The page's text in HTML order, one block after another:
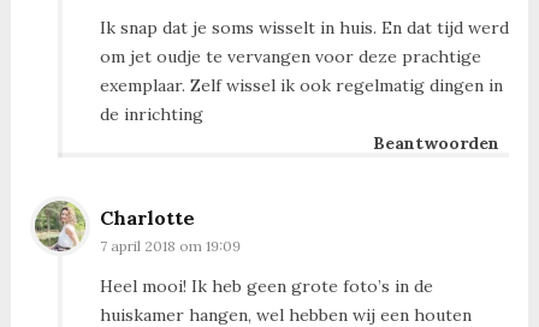
Ik snap dat je soms wisselt in huis. En dat tijd werd
om jet oudje te vervangen voor deze prachtige
exemplaar. Zelf wissel ik ook regelmatig dingen in
de inrichting
Beantwoorden
Charlotte
7 april 2018 om 19:09
Heel mooi! Ik heb geen grote foto’s in de
huiskamer hangen, wel hebben wij een houten